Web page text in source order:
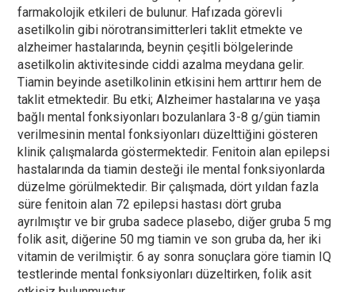
farmakolojik etkileri de bulunur. Hafızada görevli
asetilkolin gibi nörotransimitterleri taklit etmekte ve
alzheimer hastalarında, beynin çeşitli bölgelerinde
asetilkolin aktivitesinde ciddi azalma meydana gelir.
Tiamin beyinde asetilkolinin etkisini hem arttırır hem de
taklit etmektedir. Bu etki; Alzheimer hastalarına ve yaşa
bağlı mental fonksiyonları bozulanlara 3-8 g/gün tiamin
verilmesinin mental fonksiyonları düzelttiğini gösteren
klinik çalışmalarda göstermektedir. Fenitoin alan epilepsi
hastalarında da tiamin desteği ile mental fonksiyonlarda
düzelme görülmektedir. Bir çalışmada, dört yıldan fazla
süre fenitoin alan 72 epilepsi hastası dört gruba
ayrılmıştır ve bir gruba sadece plasebo, diğer gruba 5 mg
folik asit, diğerine 50 mg tiamin ve son gruba da, her iki
vitamin de verilmiştir. 6 ay sonra sonuçlara göre tiamin IQ
testlerinde mental fonksiyonları düzeltirken, folik asit